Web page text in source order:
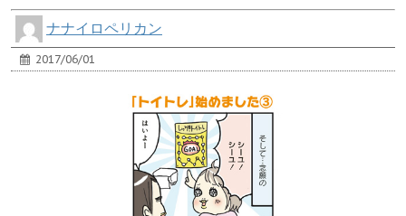
ナナイロペリカン
2017/06/01